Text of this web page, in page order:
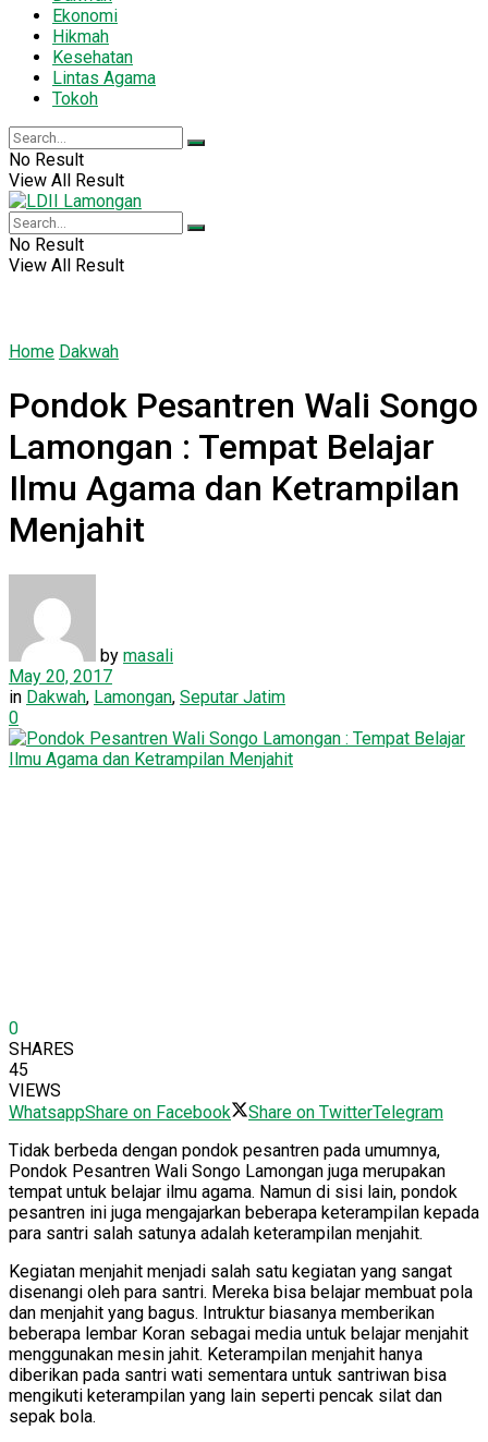
Ekonomi
Hikmah
Kesehatan
Lintas Agama
Tokoh
No Result
View All Result
No Result
View All Result
Home Dakwah
Pondok Pesantren Wali Songo
Lamongan : Tempat Belajar
Ilmu Agama dan Ketrampilan
Menjahit
by masali
May 20, 2017
in Dakwah, Lamongan, Seputar Jatim
0
0
SHARES
45
VIEWS
WhatsappShare on Facebook Share on TwitterTelegram
Tidak berbeda dengan pondok pesantren pada umumnya,
Pondok Pesantren Wali Songo Lamongan juga merupakan
tempat untuk belajar ilmu agama. Namun di sisi lain, pondok
pesantren ini juga mengajarkan beberapa keterampilan kepada
para santri salah satunya adalah keterampilan menjahit.
Kegiatan menjahit menjadi salah satu kegiatan yang sangat
disenangi oleh para santri. Mereka bisa belajar membuat pola
dan menjahit yang bagus. Intruktur biasanya memberikan
beberapa lembar Koran sebagai media untuk belajar menjahit
menggunakan mesin jahit. Keterampilan menjahit hanya
diberikan pada santri wati sementara untuk santriwan bisa
mengikuti keterampilan yang lain seperti pencak silat dan
sepak bola.